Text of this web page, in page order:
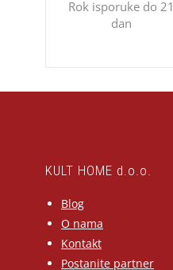
Rok isporuke do 21
dan
KULT HOME d.o.o.
Blog
O nama
Kontakt
Postanite partner